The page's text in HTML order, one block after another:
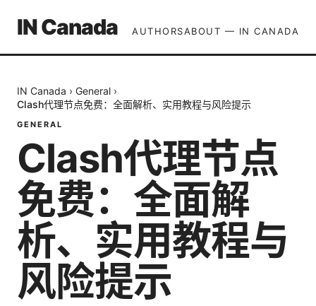
IN Canada AUTHORSABOUT — IN CANADA
IN Canada › General ›
Clash代理节点免费：全面解析、实用教程与风险提示
GENERAL
Clash代理节点
免费：全面解
析、实用教程与
风险提示